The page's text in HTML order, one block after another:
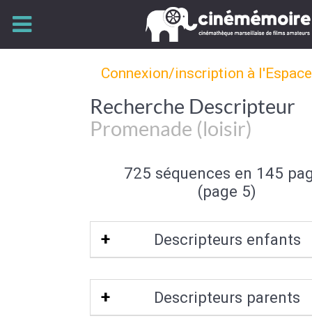
Connexion/inscription à
Recherche Descripteur
Promenade (loisir)
725 séquences en 145
(page 5)
Descripteurs enfants
Promenade équestre
Descripteurs parents